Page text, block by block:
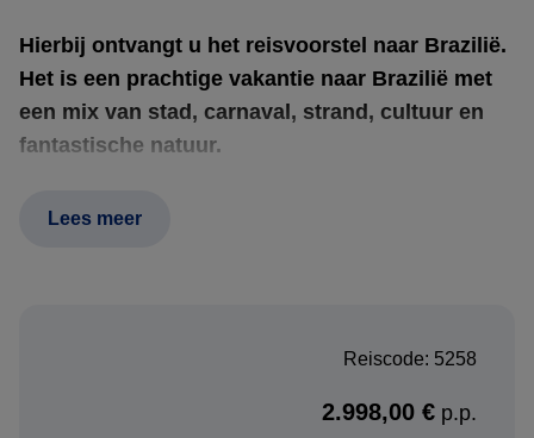
Hierbij ontvangt u het reisvoorstel naar Brazilië.
Het is een prachtige vakantie naar Brazilië met
een mix van stad, carnaval, strand, cultuur en
fantastische natuur.
rustig door en dan verneem ik graag uw terugkoppeling.
Om de reis te boeken, ontvangen wij graag de volgende
Lees meer
Reiscode: 5258
2.998,00 € p.p.